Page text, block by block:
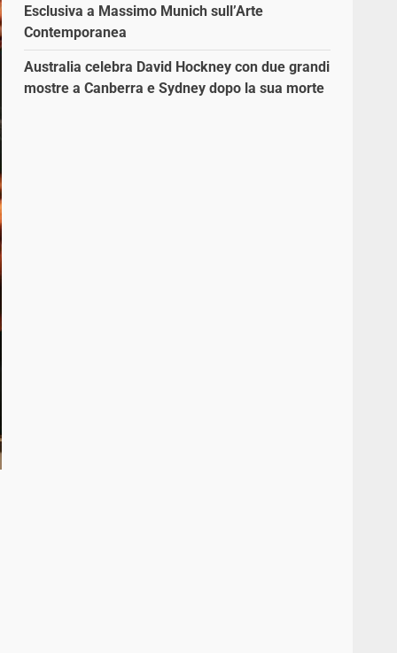
Esclusiva a Massimo Munich sull’Arte
Contemporanea
Australia celebra David Hockney con due grandi
mostre a Canberra e Sydney dopo la sua morte